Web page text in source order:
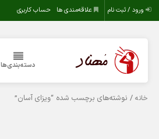
ورود / ثبت نام علاقه‌مندی ها حساب کاربری
دسته‌بندی‌ها
خانه / نوشته‌های برچسب شده “ویزای آسان”